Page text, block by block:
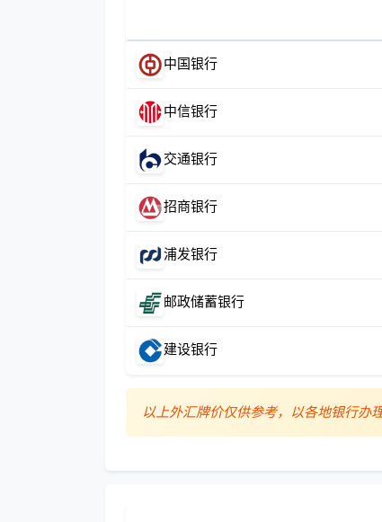
中国银行
中信银行
交通银行
招商银行
浦发银行
邮政储蓄银行
建设银行
以上外汇牌价仅供参考，以各地银行办